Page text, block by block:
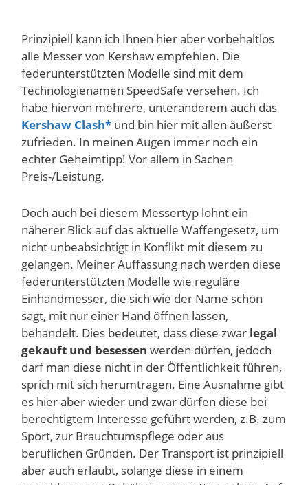
Prinzipiell kann ich Ihnen hier aber vorbehaltlos
alle Messer von Kershaw empfehlen. Die
federunterstützten Modelle sind mit dem
Technologienamen SpeedSafe versehen. Ich
habe hiervon mehrere, unteranderem auch das
Kershaw Clash
und bin hier mit allen äußerst
zufrieden. In meinen Augen immer noch ein
echter Geheimtipp! Vor allem in Sachen
Preis-/Leistung.
Doch auch bei diesem Messertyp lohnt ein
näherer Blick auf das aktuelle Waffengesetz, um
nicht unbeabsichtigt in Konflikt mit diesem zu
gelangen. Meiner Auffassung nach werden diese
federunterstützten Modelle wie reguläre
Einhandmesser, die sich wie der Name schon
sagt, mit nur einer Hand öffnen lassen,
behandelt. Dies bedeutet, dass diese zwar legal
gekauft und besessen werden dürfen, jedoch
darf man diese nicht in der Öffentlichkeit führen,
sprich mit sich herumtragen. Eine Ausnahme gibt
es hier aber wieder und zwar dürfen diese bei
berechtigtem Interesse geführt werden, z.B. zum
Sport, zur Brauchtumspflege oder aus
beruflichen Gründen. Der Transport ist prinzipiell
aber auch erlaubt, solange diese in einem